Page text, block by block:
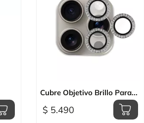
Vista rápida
Cubre Objetivo Brillo Para...
$ 5.490